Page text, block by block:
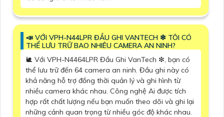
📣 VỚI VPH-N44LPR ĐẦU GHI VANTECH ❇ TÔI CÓ
THỂ LƯU TRỮ BAO NHIÊU CAMERA AN NINH?
🐌 Với VPH-N4464LPR Đầu Ghi VanTech ❇, bạn có
thể lưu trữ đến 64 camera an ninh. Đầu ghi này có
khả năng hỗ trợ đồng thời quản lý và ghi hình từ
nhiều camera khác nhau. Công nghệ Ai được tích
hợp rất chất lượng nếu bạn muốn theo dõi và ghi lại
những cảnh quan trọng từ nhiều góc độ khác nhau.